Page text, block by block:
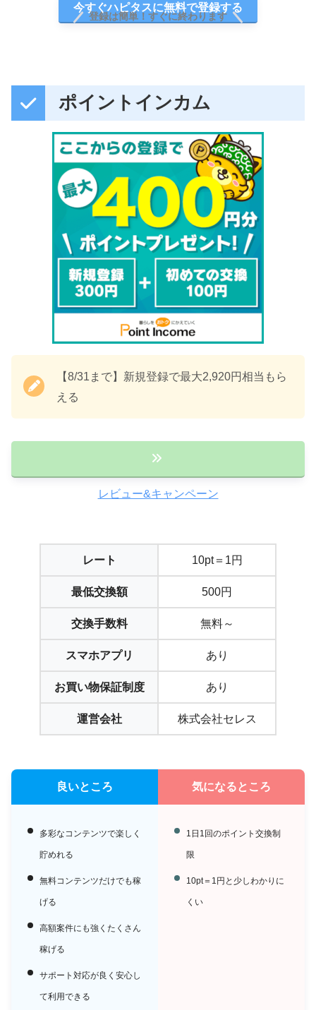
今すぐハピタスに無料で登録する
登録は簡単！すぐに終わります
ポイントインカム
【8/31まで】新規登録で最大2,920円相当もら
える
レビュー&キャンペーン
レート 10pt＝1円
最低交換額 500円
交換手数料 無料～
スマホアプリ あり
お買い物保証制度 あり
運営会社 株式会社セレス
良いところ
多彩なコンテンツで楽しく
貯めれる
無料コンテンツだけでも稼
げる
高額案件にも強くたくさん
稼げる
サポート対応が良く安心し
て利用できる
気になるところ
1日1回のポイント交換制
限
10pt＝1円と少しわかりに
くい